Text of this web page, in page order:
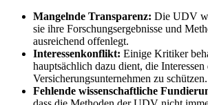
Mangelnde Transparenz: Die UDV
sie ihre Forschungsergebnisse und
ausreichend offenlegt.
Interessenkonflikt: Einige Kritiker
hauptsächlich dazu dient, die Interessen
Versicherungsunternehmen zu schützen.
Fehlende wissenschaftliche